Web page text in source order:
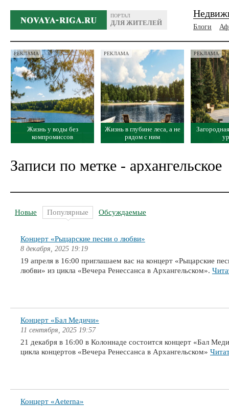
ПОРТАЛ
ДЛЯ ЖИТЕЛЕЙ
Блоги
РЕКЛАМА
Жизнь у воды без
компромиссов
РЕКЛАМА
Жизнь в глубине леса, а не
рядом с ним
РЕКЛАМА
Записи по метке - архангельское
Новые Популярные Обсуждаемые
Концерт «Рыцарские песни о любви»
8 декабря, 2025 19:19
19 апреля в 16:00 приглашаем вас на концерт «Рыцарские
любви» из цикла «Вечера Ренессанса в Архангельском».
Концерт «Бал Медичи»
11 сентября, 2025 19:57
21 декабря в 16:00 в Колоннаде состоится концерт «Бал
цикла концертов «Вечера Ренессанса в Архангельском»
Концерт «Aeterna»